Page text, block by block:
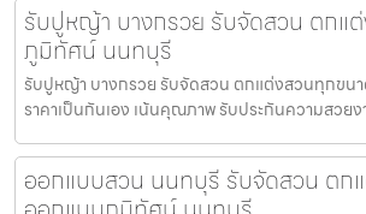
รับปูหญ้า บางกรวย รับจัดสวน ตกแ
ภูมิทัศน์ นนทบุรี
รับปูหญ้า บางกรวย รับจัดสวน ตกแต่งสวนทุกขน
ราคาเป็นกันเอง เน้นคุณภาพ รับประกันความสวย
ออกแบบสวน นนทบุรี รับจัดสวน ตก